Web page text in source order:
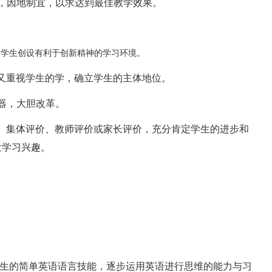
地制宜，以求达到最佳教学效果。
生创设有利于创新精神的学习环境。
视学生的学，确立学生的主体地位。
大胆改革。
体评价、教师评价或家长评价，充分肯定学生的进步和
习兴趣。
的简单英语语言技能，逐步运用英语进行思维的能力与习